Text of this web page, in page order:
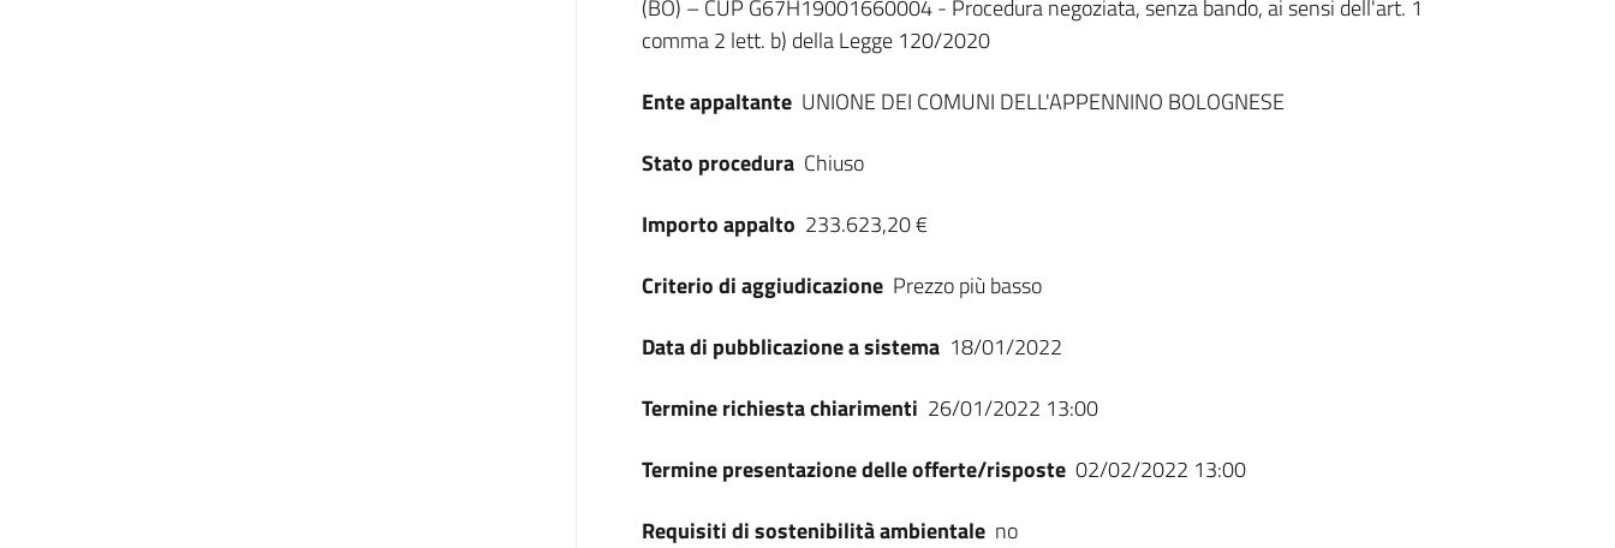
(BO) – CUP G67H19001660004 - Procedura negoziata, senza bando, ai sensi dell'art. 1
comma 2 lett. b) della Legge 120/2020
Ente appaltante UNIONE DEI COMUNI DELL'APPENNINO BOLOGNESE
Stato procedura Chiuso
Importo appalto 233.623,20 €
Criterio di aggiudicazione Prezzo più basso
Data di pubblicazione a sistema 18/01/2022
Termine richiesta chiarimenti 26/01/2022 13:00
Termine presentazione delle offerte/risposte 02/02/2022 13:00
Requisiti di sostenibilità ambientale no